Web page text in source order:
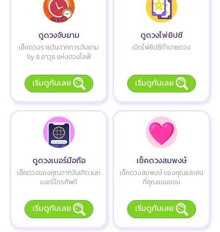
ดูดวงจับยาม
เช็คดวงรายวันจากการจับยาม
by อ.อาวุธ แห่งดวงไลฟ์
เริ่มดูกันเลย
ดูดวงไพ่ยิปซี
เปิดไพ่ยิปซีทำนายดวง
เริ่มดูกันเลย
ดูดวงเบอร์มือถือ
เช็คดวงของคุณจากวันเกิด และ
เบอร์โทรศัพท์
เริ่มดูกันเลย
เช็คดวงสมพงษ์
เช็คดวงสมพงษ์ ของคุณและคน
ที่คุณแอบชอบ
เริ่มดูกันเลย